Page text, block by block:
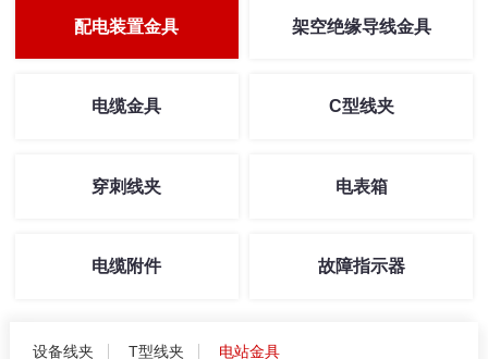
配电装置金具 架空绝缘导线金具
电缆金具 C型线夹
穿刺线夹 电表箱
电缆附件 故障指示器
设备线夹 T型线夹 电站金具